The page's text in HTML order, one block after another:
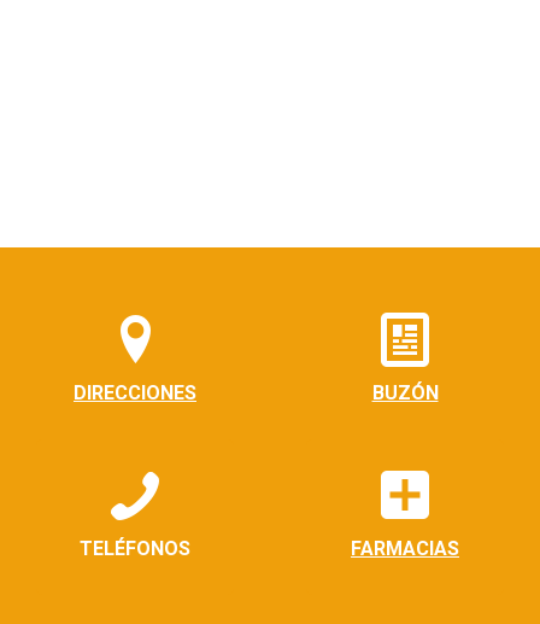
DIRECCIONES
TELÉFONOS
BUZÓN
FARMACIAS